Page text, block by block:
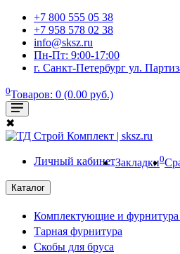
+7 800 555 05 38
+7 958 578 02 38
info@sksz.ru
Пн-Пт: 9:00-17:00
г. Санкт-Петербург ул.
0Товаров: 0 (0.00 руб.)
✖
Личный кабинетЗакладки0
Каталог
Комплектующие и фурнитура
Тарная фурнитура
Скобы для бруса